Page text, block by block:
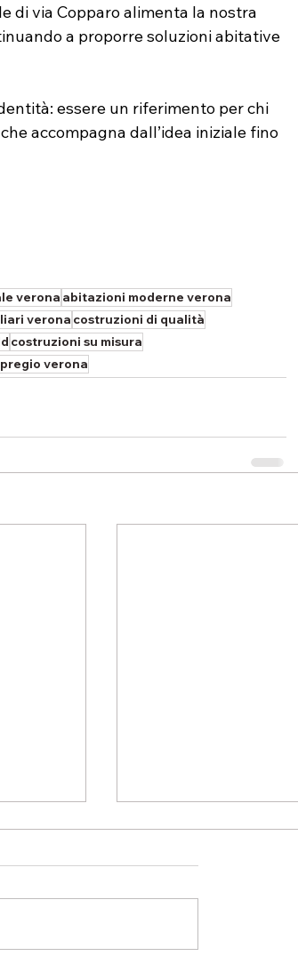
di via Copparo alimenta la nostra
a proporre soluzioni abitative
essere un riferimento per chi
accompagna dall’idea iniziale fino
verona abitazioni moderne verona
verona costruzioni di qualità
costruzioni su misura
verona